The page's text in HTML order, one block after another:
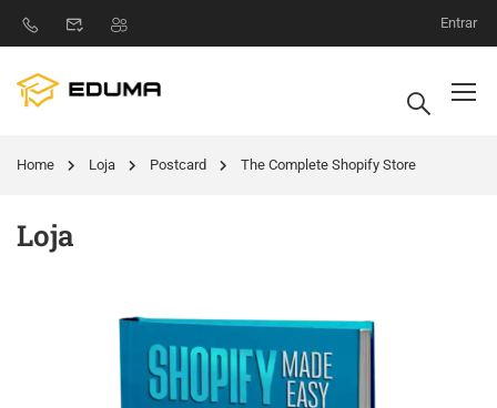
Entrar
Home Loja Postcard The Complete Shopify Store
Loja